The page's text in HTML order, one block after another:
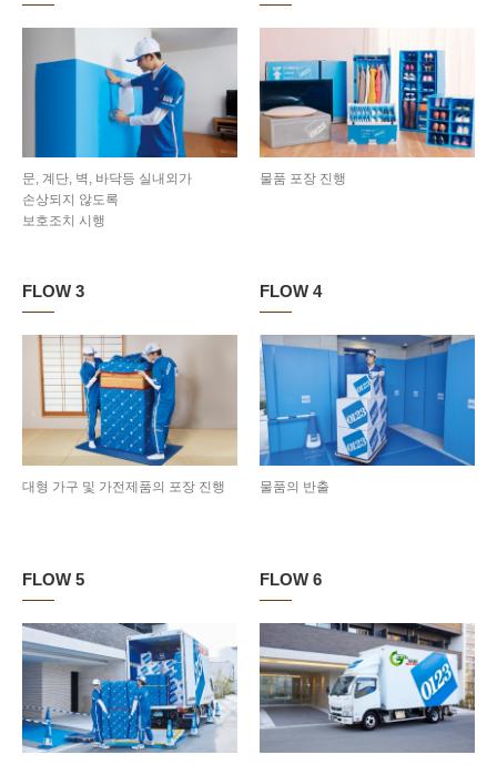
문, 계단, 벽, 바닥등 실내외가
손상되지 않도록
보호조치 시행
물품 포장 진행
FLOW 3
대형 가구 및 가전제품의 포장 진행
FLOW 4
물품의 반출
FLOW 5 FLOW 6